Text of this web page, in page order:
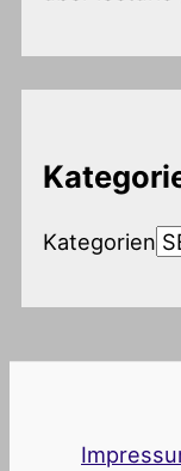
Kategorien